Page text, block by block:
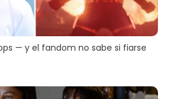
— y el fandom no sabe si fiarse